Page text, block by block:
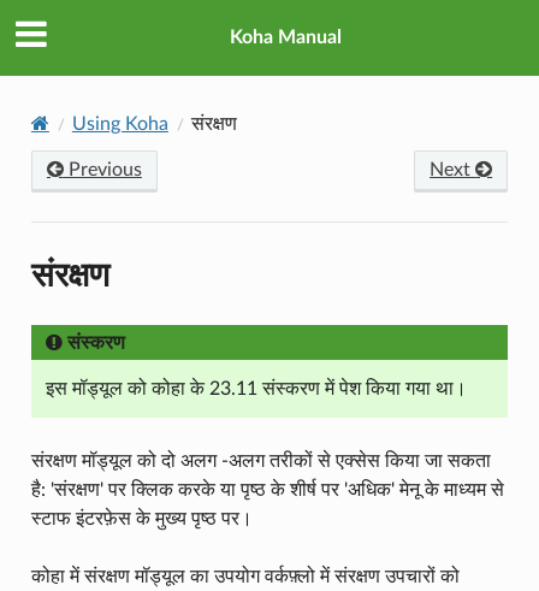
Koha Manual
Using Koha संरक्षण
Previous Next
संरक्षण
संस्करण
इस मॉड्यूल को कोहा के 23.11 संस्करण में पेश किया गया था।
संरक्षण मॉड्यूल को दो अलग -अलग तरीकों से एक्सेस किया जा सकता
है: 'संरक्षण' पर क्लिक करके या पृष्ठ के शीर्ष पर 'अधिक' मेनू के माध्यम से
स्टाफ इंटरफ़ेस के मुख्य पृष्ठ पर।
कोहा में संरक्षण मॉड्यूल का उपयोग वर्कफ़्लो में संरक्षण उपचारों को